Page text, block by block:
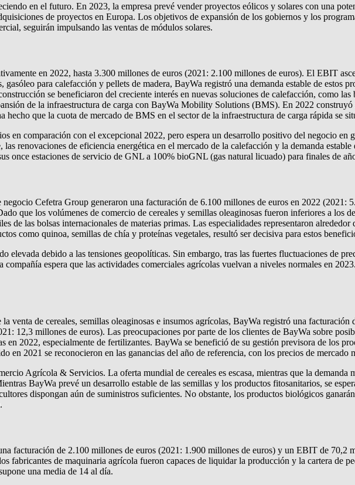
en el futuro. En 2023, la empresa prevé vender proyectos eólicos y solares con una
de proyectos en Europa. Los objetivos de expansión de los gobiernos y los
seguirán impulsando las ventas de módulos solares.
en 2022, hasta 3.300 millones de euros (2021: 2.100 millones de euros). El EBIT
para calefacción y pellets de madera, BayWa registró una demanda estable de estos
se beneficiaron del creciente interés en nuevas soluciones de calefacción, como las
de la infraestructura de carga con BayWa Mobility Solutions (BMS). En 2022 construyó
hecho que la cuota de mercado de BMS en el sector de la infraestructura de carga rápida se
en comparación con el excepcional 2022, pero espera un desarrollo positivo del negocio en
renovaciones de eficiencia energética en el mercado de la calefacción y la demanda
once estaciones de servicio de GNL a 100% bioGNL (gas natural licuado) para finales de
Cefetra Group generaron una facturación de 6.100 millones de euros en 2022 (2021:
que los volúmenes de comercio de cereales y semillas oleaginosas fueron inferiores a los
de las bolsas internacionales de materias primas. Las especialidades representaron
como quinoa, semillas de chía y proteínas vegetales, resultó ser decisiva para estos
elevada debido a las tensiones geopolíticas. Sin embargo, tras las fuertes fluctuaciones de
espera que las actividades comerciales agrícolas vuelvan a niveles normales en
venta de cereales, semillas oleaginosas e insumos agrícolas, BayWa registró una
12,3 millones de euros). Las preocupaciones por parte de los clientes de BayWa sobre
en 2022, especialmente de fertilizantes. BayWa se benefició de su gestión previsora de los
en 2021 se reconocieron en las ganancias del año de referencia, con los precios de mercado
Agrícola & Servicios. La oferta mundial de cereales es escasa, mientras que la demanda
BayWa prevé un desarrollo estable de las semillas y los productos fitosanitarios, se
dispongan aún de suministros suficientes. No obstante, los productos biológicos
facturación de 2.100 millones de euros (2021: 1.900 millones de euros) y un EBIT de 70,2
fabricantes de maquinaria agrícola fueron capaces de liquidar la producción y la cartera de
una media de 14 al día.